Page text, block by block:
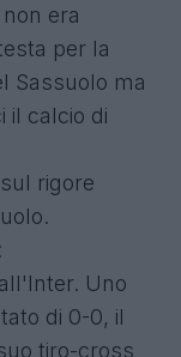
era
per la
Sassuolo ma
il calcio di
rigore
Uno
di 0-0, il
tiro-cross